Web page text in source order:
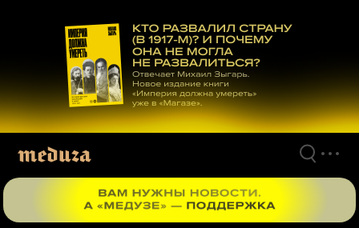
материалам